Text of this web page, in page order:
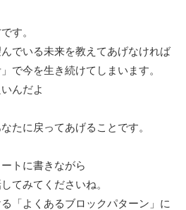
す。
でいる未来を教えてあげなければ
で今を生き続けてしまいます。
んだよ
たに 戻ってあげることです。
トに書きながら
てみてくださいね。
「よくあるブロックパターン」に